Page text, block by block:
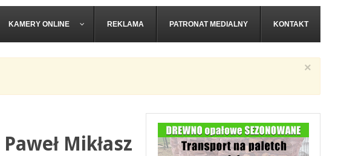
KAMERY ONLINE REKLAMA PATRONAT MEDIALNY KONTAKT
×
Mikłasz